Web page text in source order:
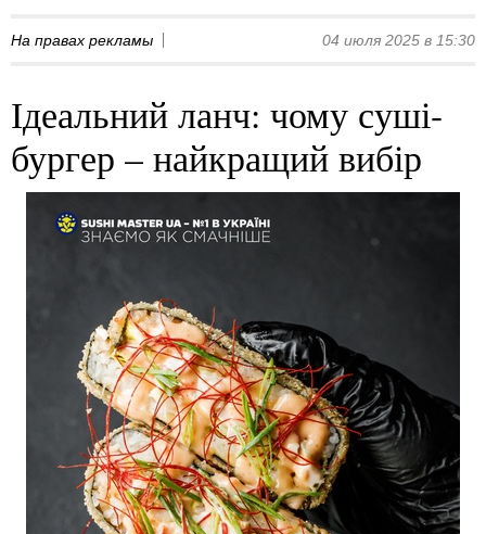
На правах рекламы 04 июля 2025 в 15:30
Ідеальний ланч: чому суші-
бургер – найкращий вибір